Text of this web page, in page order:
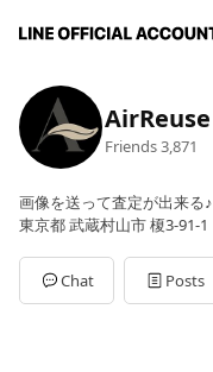
AirReuse
Friends3,871
画像を送って査定が出来る♪
東京都 武蔵村山市 榎3-91-1
Chat Posts